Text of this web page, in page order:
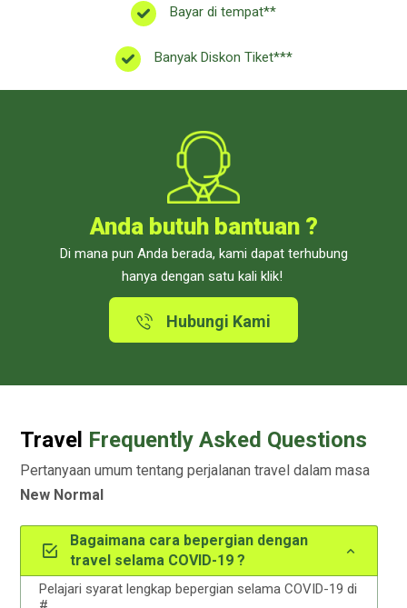
Bayar di tempat**
Banyak Diskon Tiket***
Anda butuh bantuan ?
Di mana pun Anda berada, kami dapat terhubung
hanya dengan satu kali klik!
Hubungi Kami
Travel Frequently Asked Questions
Pertanyaan umum tentang perjalanan travel dalam masa
New Normal
Bagaimana cara bepergian dengan
travel selama COVID-19 ?
Pelajari syarat lengkap bepergian selama COVID-19 di